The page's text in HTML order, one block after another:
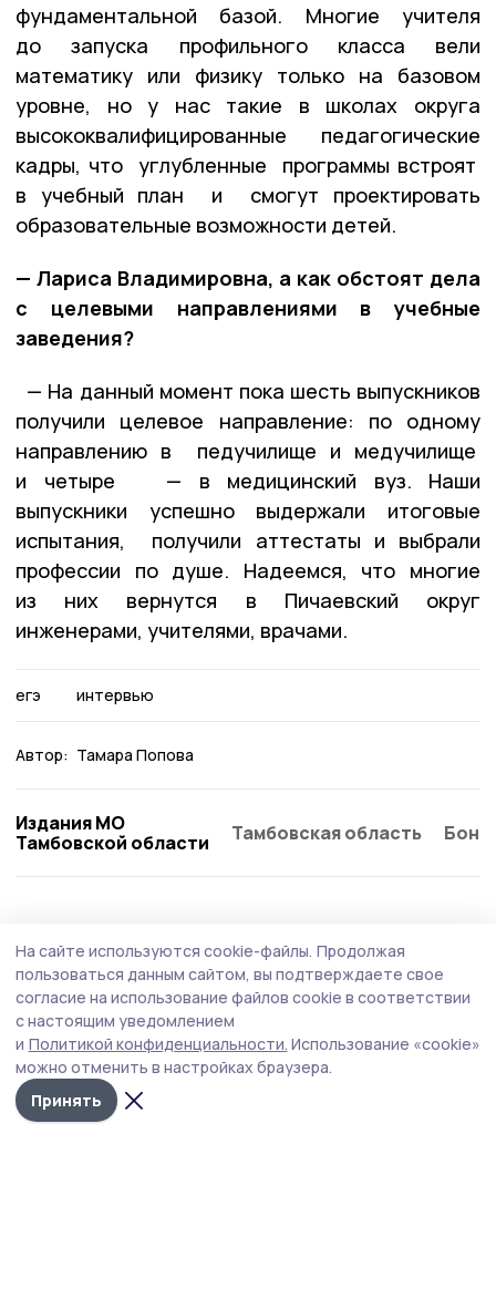
фундаментальной базой. Многие учителя
до запуска профильного класса вели
математику или физику только на базовом
уровне, но у нас такие в школах округа
высококвалифицированные педагогические
кадры, что углубленные программы встроят
в учебный план и смогут проектировать
образовательные возможности детей.
— Лариса Владимировна, а как обстоят дела
с целевыми направлениями в учебные
заведения?
— На данный момент пока шесть выпускников
получили целевое направление: по одному
направлению в педучилище и медучилище
и четыре
— в медицинский вуз. Наши
выпускники успешно выдержали итоговые
испытания, получили аттестаты и выбрали
профессии по душе. Надеемся, что многие
из них вернутся в Пичаевский округ
инженерами, учителями, врачами.
егэ интервью
Автор: Тамара Попова
Издания МО
Тамбовской области
Тамбовская область
На сайте используются cookie-файлы. Продолжая
пользоваться данным сайтом, вы подтверждаете свое
согласие на использование файлов cookie в соответствии
с настоящим уведомлением
и Политикой конфиденциальности. Использование «cookie»
можно отменить в настройках браузера.
Принять